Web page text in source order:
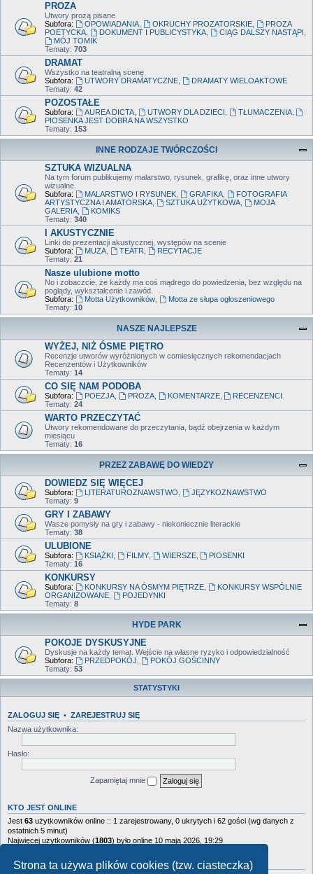
Strona ta używa plików cookies (tzw. ciasteczka)
PROZA
Utwory prozą pisane
Subfora:
OPOWIADANIA, OKRUCHY PROZATORSKIE,
PROZA
POETYCKA
DOKUMENT I PUBLICYSTYKA, CIĄG DALSZY NASTĄPI
MÓJ TOMIK
Tematy: 703
DRAMAT
Wszystko na teatralną scenę
Subfora:
UTWORY DRAMATYCZNE,
DRAMATY WIELOAKTOWE
Tematy: 42
POZOSTAŁE
Subfora: AUREA DICTA, UTWORY DLA DZIECI TŁUMACZENIA,
PIOSENKA JEST DOBRA NA WSZYSTKO
Tematy: 153
INNE RODZAJE TWÓRCZOŚCI
SZTUKA WIZUALNA
Na tym forum publikujemy malarstwo, rysunek, grafikę, oraz inne utwory
wizualne.
Subfora:
MALARSTWO I RYSUNEK, GRAFIKA,
FOTOGRAFIA
ARTYSTYCZNA I AMATORSKA
SZTUKA UŻYTKOWA,
MOJA
GALERIA
KOMIKS
Tematy: 340
I AKUSTYCZNIE
Linki do prezentacji akustycznej, występów na scenie
Subfora:
MUZA, TEATR
RECYTACJE
Tematy: 21
Nasze ulubione motto
No i zobaczcie, że każdy ma coś mądrego do powiedzenia, bez względu na
poglądy, wykształcenie i zawód.
Subfora:
Motta Użytkowników,
Motta ze słupa ogłoszeniowego
Tematy: 10
NASZE NAJLEPSZE
WYŻEJ, NIŻ ÓSME PIĘTRO
Recenzje utworów wyróżnionych w comiesięcznych rekomendacjach
Recenzentów i Użytkowników
Tematy: 14
CO SIĘ NAM PODOBA
Subfora: POEZJA, PROZA, KOMENTARZE,
RECENZENCI
Tematy: 24
WARTO PRZECZYTAĆ
Utwory rekomendowane do przeczytania, bądź obejrzenia w każdym
miesiącu
Tematy: 16
PRZEZ ZABAWĘ DO WIEDZY
DOWIEDZ SIĘ WIĘCEJ
Subfora: LITERATUROZNAWSTWO
JĘZYKOZNAWSTWO
Tematy: 9
GRY I ZABAWY
Wasze pomysły na gry i zabawy - niekoniecznie literackie
Tematy: 38
ULUBIONE
Subfora: KSIĄŻKI FILMY, WIERSZE,
PIOSENKI
Tematy: 16
KONKURSY
Subfora: KONKURSY NA ÓSMYM PIĘTRZE,
KONKURSY WSPÓLNIE
ORGANIZOWANE
POJEDYNKI
Tematy: 8
HYDE PARK
POKOJE DYSKUSYJNE
Dyskusje na każdy temat. Wejście na własne ryzyko i odpowiedzialność
Subfora:
PRZEDPOKÓJ
POKÓJ GOŚCINNY
Tematy: 53
STATYSTYKI
ZALOGUJ SIĘ • ZAREJESTRUJ SIĘ
Nazwa użytkownika:
Hasło:
Zapamiętaj mnie
KTO JEST ONLINE
Jest 63 użytkowników online :: 1 zarejestrowany, 0 ukrytych i 62 gości (wg danych z
ostatnich 5 minut)
Najwięcej użytkowników (1803) było online 10 maja 2026, 19:29
STATYSTYKI